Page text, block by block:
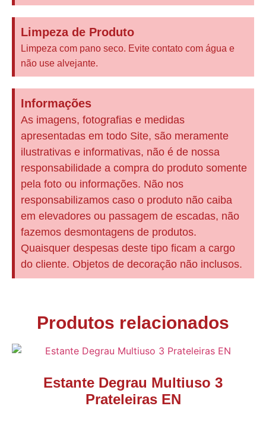
Limpeza de Produto
Limpeza com pano seco. Evite contato com água e
não use alvejante.
Informações
As imagens, fotografias e medidas
apresentadas em todo Site, são meramente
ilustrativas e informativas, não é de nossa
responsabilidade a compra do produto somente
pela foto ou informações. Não nos
responsabilizamos caso o produto não caiba
em elevadores ou passagem de escadas, não
fazemos desmontagens de produtos.
Quaisquer despesas deste tipo ficam a cargo
do cliente. Objetos de decoração não inclusos.
Produtos relacionados
Estante Degrau Multiuso 3
Prateleiras EN